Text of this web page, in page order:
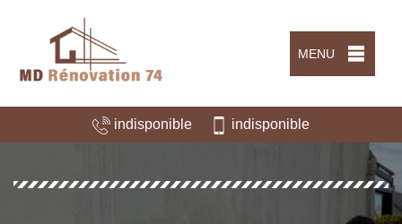
MENU
indisponible indisponible